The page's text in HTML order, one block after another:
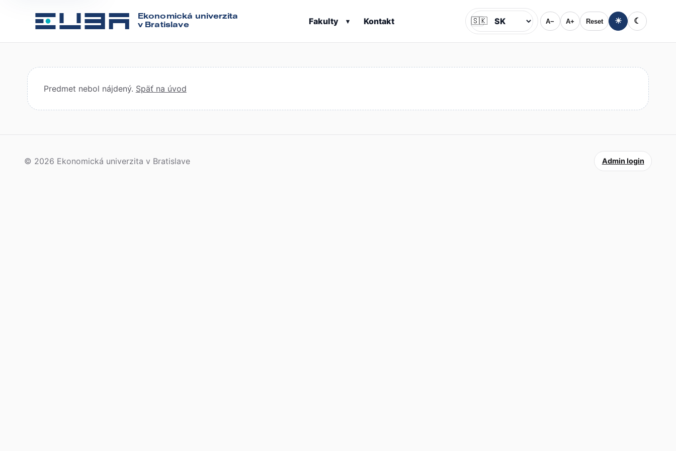
Ekonomická univerzita
v Bratislave
Fakulty ▾ Kontakt Jazyk
🇸🇰 A− A+ Reset ☀ ☾
Predmet nebol nájdený. Späť na úvod
© 2026 Ekonomická univerzita v Bratislave Admin login